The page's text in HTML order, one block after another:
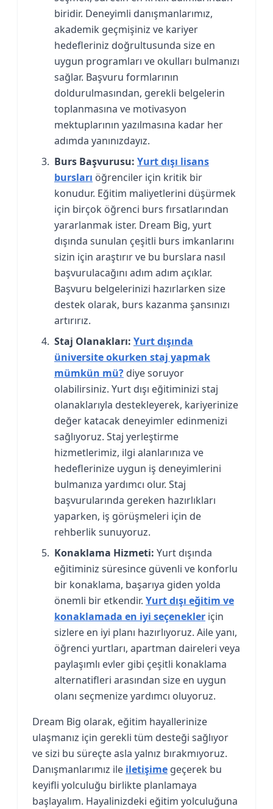
biridir. Deneyimli danışmanlarımız,
akademik geçmişiniz ve kariyer
hedefleriniz doğrultusunda size en
uygun programları ve okulları bulmanızı
sağlar. Başvuru formlarının
doldurulmasından, gerekli belgelerin
toplanmasına ve motivasyon
mektuplarının yazılmasına kadar her
adımda yanınızdayız.
Burs Başvurusu: Yurt dışı lisans
bursları öğrenciler için kritik bir
konudur. Eğitim maliyetlerini düşürmek
için birçok öğrenci burs fırsatlarından
yararlanmak ister. Dream Big, yurt
dışında sunulan çeşitli burs imkanlarını
sizin için araştırır ve bu burslara nasıl
başvurulacağını adım adım açıklar.
Başvuru belgelerinizi hazırlarken size
destek olarak, burs kazanma şansınızı
artırırız.
Staj Olanakları: Yurt dışında
üniversite okurken staj yapmak
mümkün mü? diye soruyor
olabilirsiniz. Yurt dışı eğitiminizi staj
olanaklarıyla destekleyerek, kariyerinize
değer katacak deneyimler edinmenizi
sağlıyoruz. Staj yerleştirme
hizmetlerimiz, ilgi alanlarınıza ve
hedeflerinize uygun iş deneyimlerini
bulmanıza yardımcı olur. Staj
başvurularında gereken hazırlıkları
yaparken, iş görüşmeleri için de
rehberlik sunuyoruz.
Konaklama Hizmeti: Yurt dışında
eğitiminiz süresince güvenli ve konforlu
bir konaklama, başarıya giden yolda
önemli bir etkendir. Yurt dışı eğitim ve
konaklamada en iyi seçenekler için
sizlere en iyi planı hazırlıyoruz. Aile yanı,
öğrenci yurtları, apartman daireleri veya
paylaşımlı evler gibi çeşitli konaklama
alternatifleri arasından size en uygun
olanı seçmenize yardımcı oluyoruz.
Dream Big olarak, eğitim hayallerinize
ulaşmanız için gerekli tüm desteği sağlıyor
ve sizi bu süreçte asla yalnız bırakmıyoruz.
Danışmanlarımız ile iletişime geçerek bu
keyifli yolculuğu birlikte planlamaya
başlayalım. Hayalinizdeki eğitim yolculuğuna